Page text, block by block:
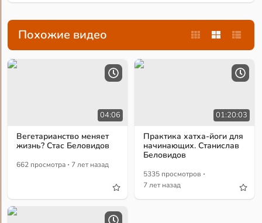
Похожие видео
04:06
Вегетарианство меняет
жизнь? Стас Беловидов
662 просмотра · 7 лет назад
01:20:03
Практика хатха-йоги для
начинающих. Станислав
Беловидов
5335 просмотров ·
7 лет назад